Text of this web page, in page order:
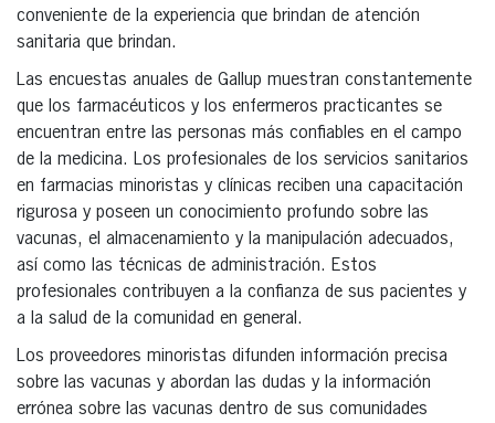
conveniente de la experiencia que brindan de atención
sanitaria que brindan.
Las encuestas anuales de Gallup muestran constantemente
que los farmacéuticos y los enfermeros practicantes se
encuentran entre las personas más confiables en el campo
de la medicina. Los profesionales de los servicios sanitarios
en farmacias minoristas y clínicas reciben una capacitación
rigurosa y poseen un conocimiento profundo sobre las
vacunas, el almacenamiento y la manipulación adecuados,
así como las técnicas de administración. Estos
profesionales contribuyen a la confianza de sus pacientes y
a la salud de la comunidad en general.
Los proveedores minoristas difunden información precisa
sobre las vacunas y abordan las dudas y la información
errónea sobre las vacunas dentro de sus comunidades